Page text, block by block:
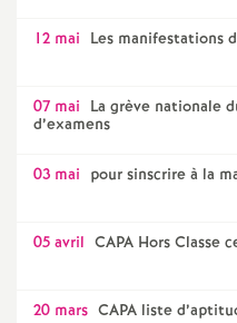
12 mai Les manifestations
07 mai La grève nationale
d’examens
03 mai pour sinscrire à la
05 avril CAPA Hors Classe
20 mars CAPA liste